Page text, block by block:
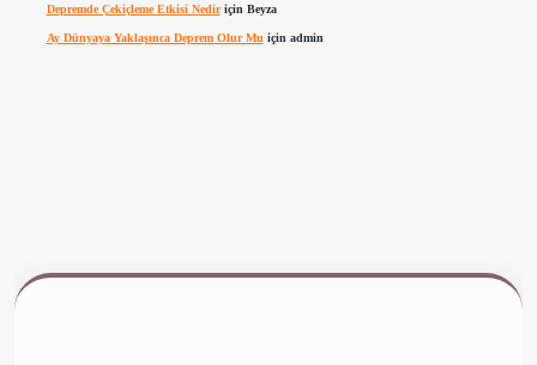
Depremde Çekiçleme Etkisi Nediriçin Beyza
Ay Dünyaya Yaklaşınca Deprem Olur Mu için admin